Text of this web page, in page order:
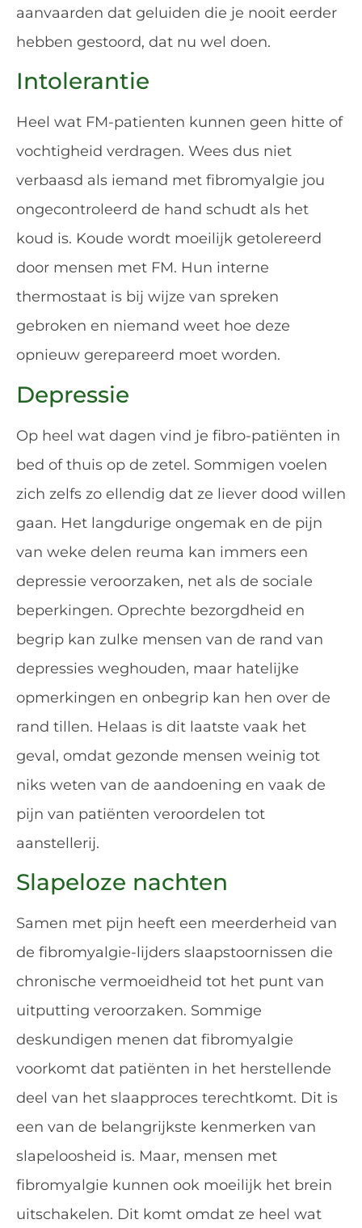
aanvaarden dat geluiden die je nooit eerder
hebben gestoord, dat nu wel doen.
Intolerantie
Heel wat FM-patienten kunnen geen hitte of
vochtigheid verdragen. Wees dus niet
verbaasd als iemand met fibromyalgie jou
ongecontroleerd de hand schudt als het
koud is. Koude wordt moeilijk getolereerd
door mensen met FM. Hun interne
thermostaat is bij wijze van spreken
gebroken en niemand weet hoe deze
opnieuw gerepareerd moet worden.
Depressie
Op heel wat dagen vind je fibro-patiënten in
bed of thuis op de zetel. Sommigen voelen
zich zelfs zo ellendig dat ze liever dood willen
gaan. Het langdurige ongemak en de pijn
van weke delen reuma kan immers een
depressie veroorzaken, net als de sociale
beperkingen. Oprechte bezorgdheid en
begrip kan zulke mensen van de rand van
depressies weghouden, maar hatelijke
opmerkingen en onbegrip kan hen over de
rand tillen. Helaas is dit laatste vaak het
geval, omdat gezonde mensen weinig tot
niks weten van de aandoening en vaak de
pijn van patiënten veroordelen tot
aanstellerij.
Slapeloze nachten
Samen met pijn heeft een meerderheid van
de fibromyalgie-lijders slaapstoornissen die
chronische vermoeidheid tot het punt van
uitputting veroorzaken. Sommige
deskundigen menen dat fibromyalgie
voorkomt dat patiënten in het herstellende
deel van het slaapproces terechtkomt. Dit is
een van de belangrijkste kenmerken van
slapeloosheid is. Maar, mensen met
fibromyalgie kunnen ook moeilijk het brein
uitschakelen. Dit komt omdat ze heel wat